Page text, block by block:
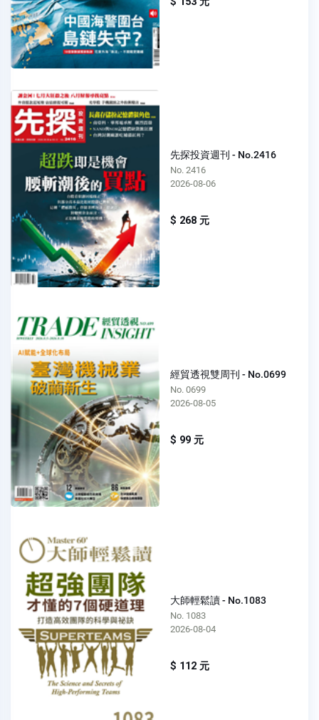
先探投資週刊 - No.2416
No. 2416
2026-08-06
$ 268 元
經貿透視雙周刊 - No.0699
No. 0699
2026-08-05
$ 99 元
大師輕鬆讀 - No.1083
No. 1083
2026-08-04
$ 112 元